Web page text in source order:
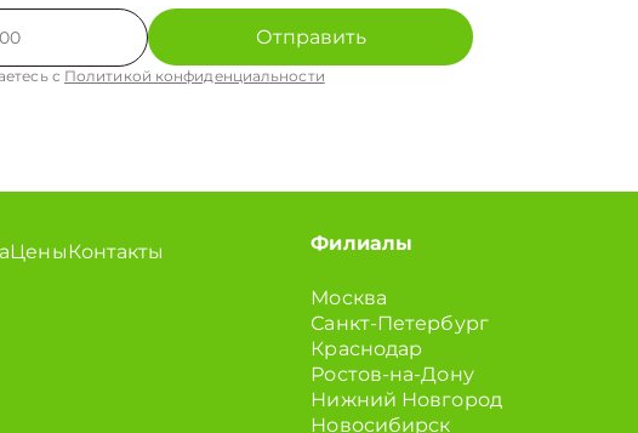
Отправить
с Политикой конфиденциальности
ЦеныКонтакты Филиалы
Москва
Санкт-Петербург
Краснодар
Ростов-на-Дону
Нижний Новгород
Новосибирск